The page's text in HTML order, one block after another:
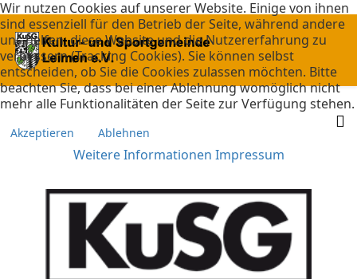
Wir nutzen Cookies auf unserer Website. Einige von ihnen
sind essenziell für den Betrieb der Seite, während andere
uns helfen, diese Website und die Nutzererfahrung zu
verbessern (Tracking Cookies). Sie können selbst
entscheiden, ob Sie die Cookies zulassen möchten. Bitte
beachten Sie, dass bei einer Ablehnung womöglich nicht
mehr alle Funktionalitäten der Seite zur Verfügung stehen.
Akzeptieren Ablehnen
Weitere Informationen Impressum